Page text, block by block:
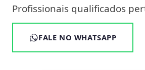
Profissionais qualificados
FALE NO WHATSAPP